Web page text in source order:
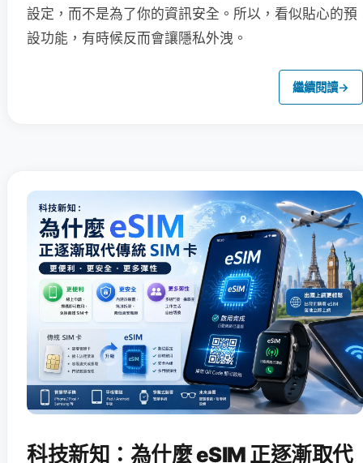
設定，而不是為了你的資訊安全。所以，看似貼心的預
設功能，有時候反而會讓隱私外洩。
繼續閱讀→
科技新知：為什麼 eSIM 正逐漸取代